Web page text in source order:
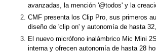
avanzadas, la mención '@todos' y la
CMF presenta los Clip Pro, sus primeros
diseño de 'clip on' y autonomía de hasta
El nuevo micrófono inalámbrico Mic Mini
interna y ofrecen autonomía de hasta 28